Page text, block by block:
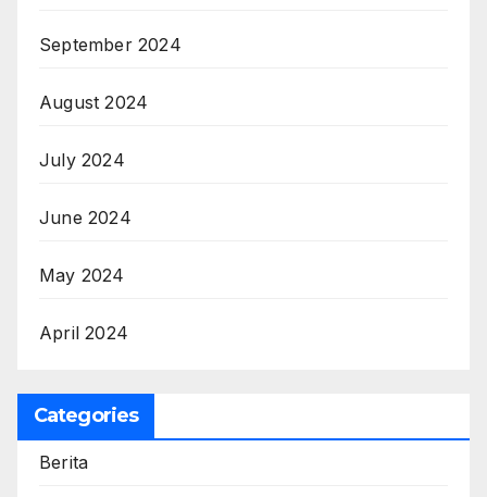
September 2024
August 2024
July 2024
June 2024
May 2024
April 2024
Categories
Berita